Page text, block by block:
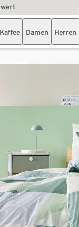
Kaffee Damen Herren